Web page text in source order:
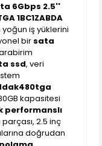
6Gbps 2.5''
1BC1ZABDA
iş yüklerini
bir sata
ssd, veri
kapasitesi
performanslı
parçası, 2.5 inç
doğrudan